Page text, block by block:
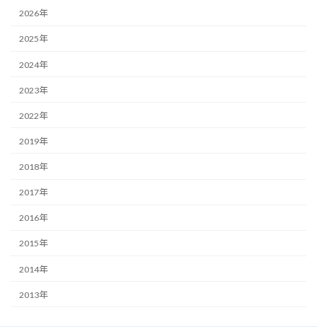
2026年
2025年
2024年
2023年
2022年
2019年
2018年
2017年
2016年
2015年
2014年
2013年